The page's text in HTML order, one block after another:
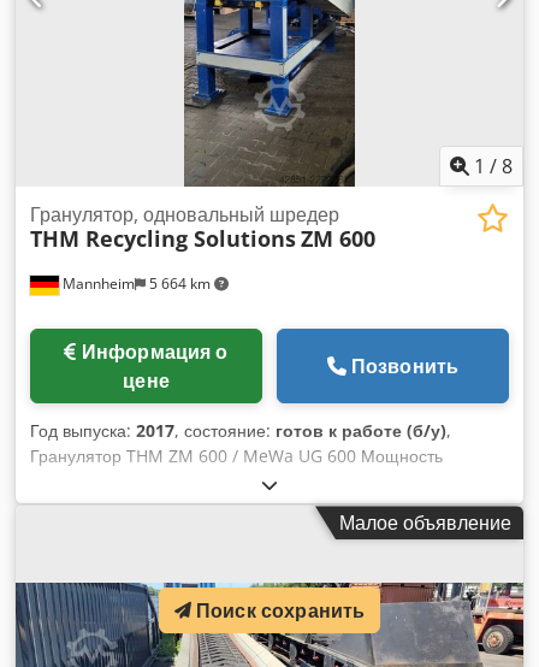
1 /8
Mannheim 5 664 km
Гранулятор, одновальный шредер
THM Recycling SolutionsZM 600
цене
Позвонить
Год выпуска: 2017, состояние: готов к работе (б/у),
Гранулятор THM ZM 600 / MeWa UG 600 Мощность
привода: 55 кВт Длина ротора: 600 мм Диаметр ротора:
приблизительно 480 мм Количество ножей: 18 ножей
ротора и 3 статорных ножа Скорость вращения ротора:
вращения, в зависимости от необходимости: 257 об/мин /
317 об/мин / 343 об/мин / 422 об/мин. Вес: приблизительно
5500 кг Chedpfx Aaezhg Eyjnoa Шкаф управления
абсолютно новый (оригинальный, от THM recycling
Малое объявление
Поиск сохранить